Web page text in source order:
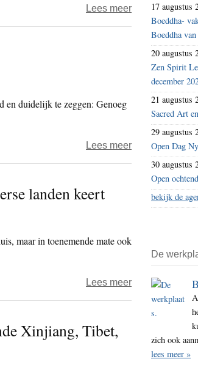
onafhankelijke
media
Lees meerover
Nieuwsuur
NPO
speciaal
Tibet
duidelijk te zeggen: Genoeg
Lees meerover
Tibet
tegen
Peking
landen keert
maar in toenemende mate ook
Lees meerover
tegen
Xinjiang, Tibet,
17 augustus
Boeddha-
Boeddha
20 augustus
Zen Spirit
december
21 augustus
Sacred Art
29 augustus
Open Dag
30 augustus
Open
bekijk de
De
zich ook
lees meer »